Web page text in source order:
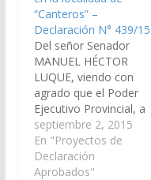
necesarias para que se
proceda a la
reparación del camino
a la localidad de…
“Canteros” –
Declaración N° 439/15
Del señor Senador
MANUEL HÉCTOR
LUQUE, viendo con
agrado que el Poder
Ejecutivo Provincial, a
través de los
Organismos
Específicos incluya en
el Proyecto de
septiembre 2, 2015
En "Proyectos de
Declaración
Aprobados"